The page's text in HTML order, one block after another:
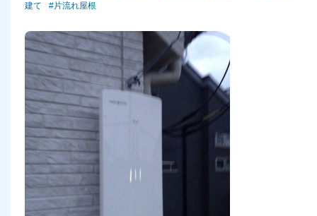
建て
片流れ屋根